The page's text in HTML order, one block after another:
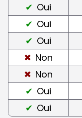
Oui
Oui
Oui
Non
Non
Oui
Oui